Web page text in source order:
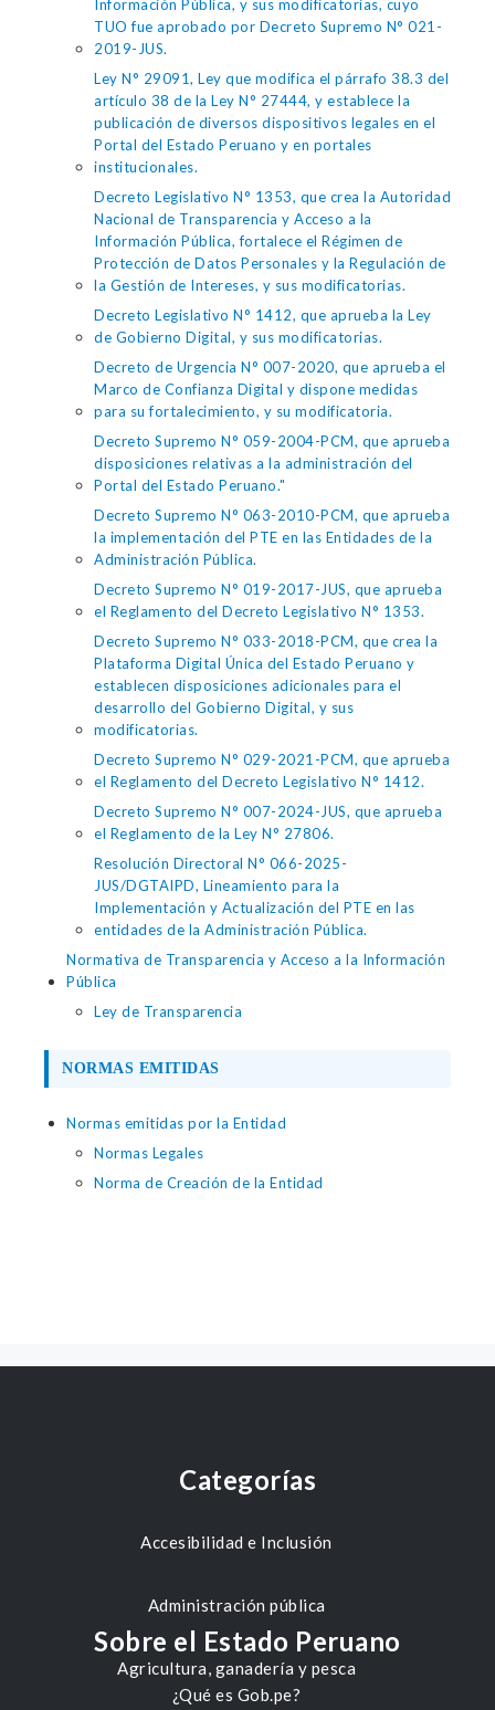
Información Pública, y sus modificatorias, cuyo
TUO fue aprobado por Decreto Supremo N° 021-
2019-JUS.
Ley N° 29091, Ley que modifica el párrafo 38.3 del
artículo 38 de la Ley N° 27444, y establece la
publicación de diversos dispositivos legales en el
Portal del Estado Peruano y en portales
institucionales.
Decreto Legislativo N° 1353, que crea la Autoridad
Nacional de Transparencia y Acceso a la
Información Pública, fortalece el Régimen de
Protección de Datos Personales y la Regulación de
la Gestión de Intereses, y sus modificatorias.
Decreto Legislativo N° 1412, que aprueba la Ley
de Gobierno Digital, y sus modificatorias.
Decreto de Urgencia N° 007-2020, que aprueba el
Marco de Confianza Digital y dispone medidas
para su fortalecimiento, y su modificatoria.
Decreto Supremo N° 059-2004-PCM, que aprueba
disposiciones relativas a la administración del
Portal del Estado Peruano."
Decreto Supremo N° 063-2010-PCM, que aprueba
la implementación del PTE en las Entidades de la
Administración Pública.
Decreto Supremo N° 019-2017-JUS, que aprueba
el Reglamento del Decreto Legislativo N° 1353.
Decreto Supremo N° 033-2018-PCM, que crea la
Plataforma Digital Única del Estado Peruano y
establecen disposiciones adicionales para el
desarrollo del Gobierno Digital, y sus
modificatorias.
Decreto Supremo N° 029-2021-PCM, que aprueba
el Reglamento del Decreto Legislativo N° 1412.
Decreto Supremo N° 007-2024-JUS, que aprueba
el Reglamento de la Ley N° 27806.
Resolución Directoral N° 066-2025-
JUS/DGTAIPD, Lineamiento para la
Implementación y Actualización del PTE en las
entidades de la Administración Pública.
Normativa de Transparencia y Acceso a la Información
Pública
Ley de Transparencia
NORMAS EMITIDAS
Normas emitidas por la Entidad
Normas Legales
Norma de Creación de la Entidad
Categorías
Accesibilidad e Inclusión
Administración pública
Agricultura, ganadería y pesca
Sobre el Estado Peruano
¿Qué es Gob.pe?